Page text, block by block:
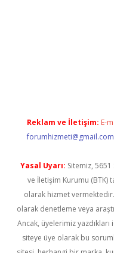
Reklam ve İletişim: E-
forumhizmeti@gmail.com
Yasal Uyarı: Sitemiz, 5651
ve İletişim Kurumu (BTK)
olarak hizmet
olarak denetleme veya
Ancak, üyelerimiz
siteye üye olarak bu